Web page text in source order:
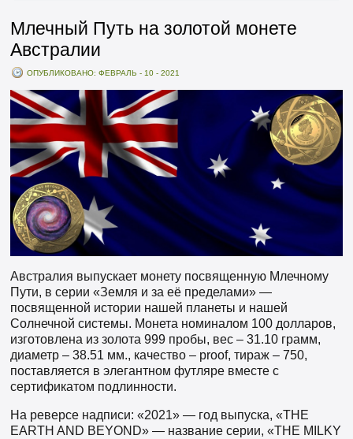
Млечный Путь на золотой монете
Австралии
ОПУБЛИКОВАНО: ФЕВРАЛЬ - 10 - 2021
Австралия выпускает монету посвященную Млечному
Пути, в серии «Земля и за её пределами» —
посвященной истории нашей планеты и нашей
Солнечной системы. Монета номиналом 100 долларов,
изготовлена из золота 999 пробы, вес – 31.10 грамм,
диаметр – 38.51 мм., качество – proof, тираж – 750,
поставляется в элегантном футляре вместе с
сертификатом подлинности.
На реверсе надписи: «2021» — год выпуска, «THE
EARTH AND BEYOND» — название серии, «THE MILKY